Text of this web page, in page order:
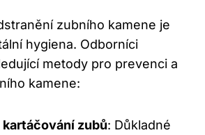
zubního kamene je
hygiena. Odborníci
metody pro prevenci a
kamene:
zubů: Důkladné